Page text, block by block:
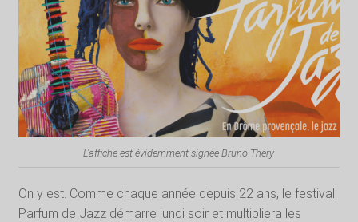
L’affiche est évidemment signée Bruno Théry
On y est. Comme chaque année depuis 22 ans, le festival
Parfum de Jazz démarre lundi soir et multipliera les